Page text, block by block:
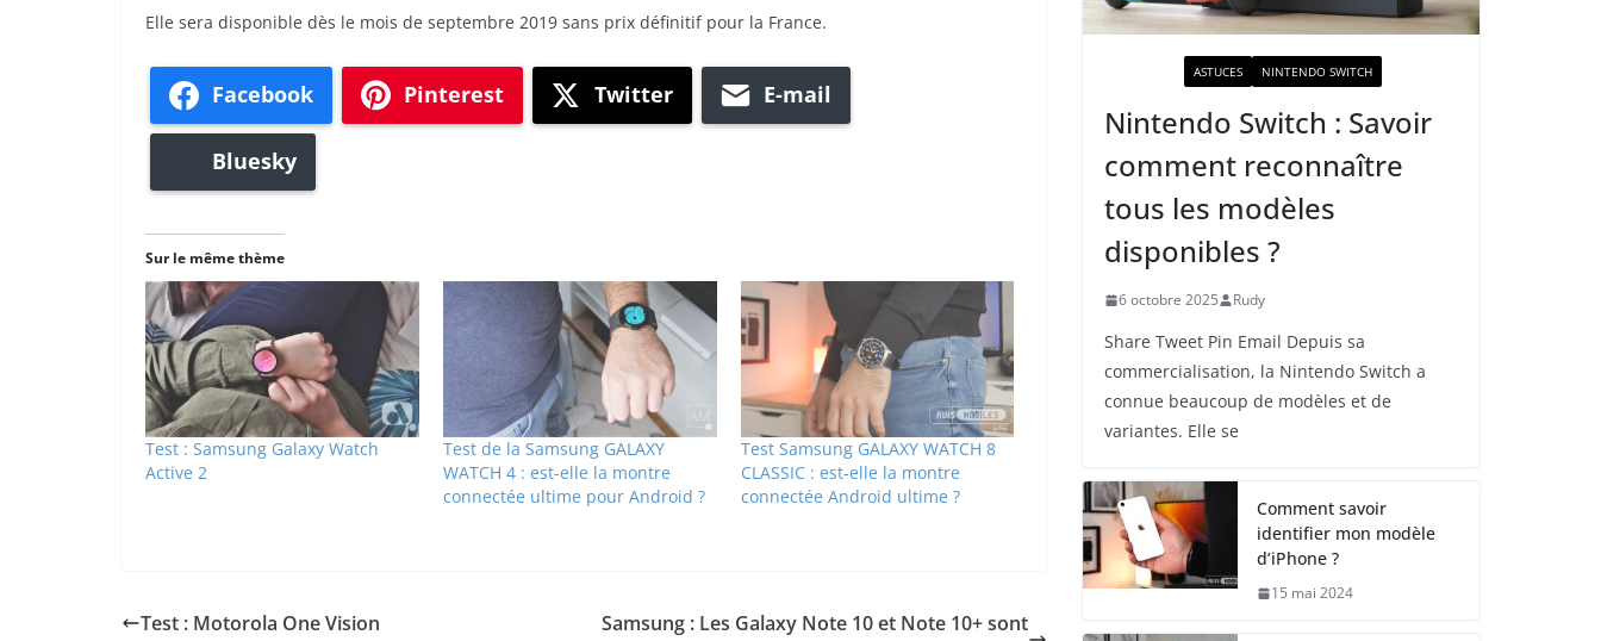
Elle sera disponible dès le mois de septembre 2019 sans prix définitif pour la France.
Facebook Pinterest Twitter E-mail
Bluesky
Sur le même thème
Test : Samsung Galaxy Watch
Active 2
Test de la Samsung GALAXY
WATCH 4 : est-elle la montre
connectée ultime pour Android ?
Test Samsung GALAXY WATCH 8
CLASSIC : est-elle la montre
connectée Android ultime ?
Test : Motorola One Vision
Samsung : Les Galaxy Note 10 et Note 10+ sont
ASTUCES NINTENDO SWITCH
Nintendo Switch : Savoir
comment reconnaître
tous les modèles
disponibles ?
6 octobre 2025 Rudy
Share Tweet Pin Email Depuis sa
commercialisation, la Nintendo Switch a
connue beaucoup de modèles et de
variantes. Elle se
Comment savoir
identifier mon modèle
d’iPhone ?
15 mai 2024